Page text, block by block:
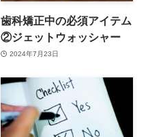
歯科矯正中の必須アイテム
②ジェットウォッシャー
2024年7月23日